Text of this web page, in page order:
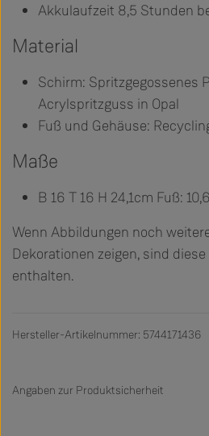
Akkulaufzeit 8,5 Stunden
Material
Schirm: Spritzgegossenes
Acrylspritzguss in Opal
Fuß und Gehäuse:
Maße
B 16 T 16 H 24,1cm Fuß:
Wenn Abbildungen noch
Dekorationen zeigen, sind
enthalten.
Hersteller-Artikelnummer: 5744171436
Angaben zur Produktsicherheit